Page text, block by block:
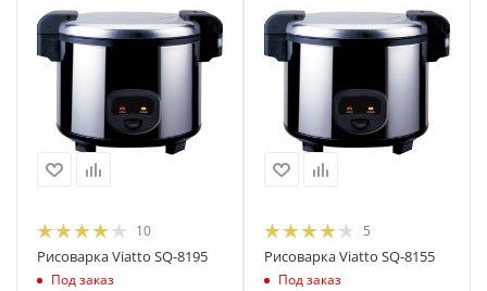
10
Рисоварка Viatto SQ-8195
Под заказ
5
Рисоварка Viatto SQ-8155
Под заказ